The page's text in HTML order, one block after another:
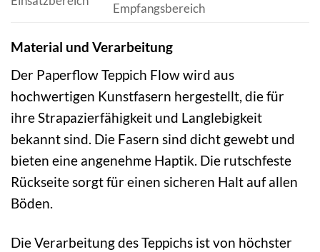
Empfangsbereich
Material und Verarbeitung
Der Paperflow Teppich Flow wird aus
hochwertigen Kunstfasern hergestellt, die für
ihre Strapazierfähigkeit und Langlebigkeit
bekannt sind. Die Fasern sind dicht gewebt und
bieten eine angenehme Haptik. Die rutschfeste
Rückseite sorgt für einen sicheren Halt auf allen
Böden.
Die Verarbeitung des Teppichs ist von höchster